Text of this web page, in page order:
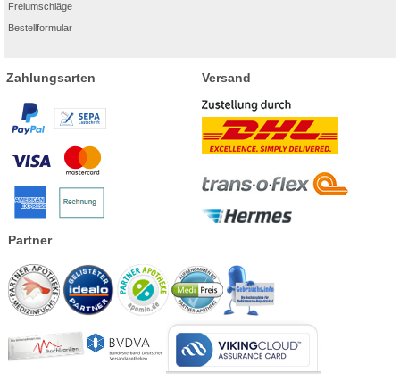
Freiumschläge
Bestellformular
Zahlungsarten Versand
Partner